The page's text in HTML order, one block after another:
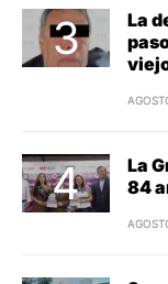
La
La
84